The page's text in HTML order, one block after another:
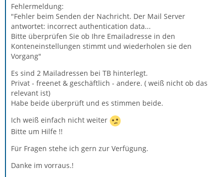
Fehlermeldung:
"Fehler beim Senden der Nachricht. Der Mail Server
antwortet: incorrect authentication data...
Bitte überprüfen Sie ob Ihre Emailadresse in den
Konteneinstellungen stimmt und wiederholen sie den
Vorgang"
Es sind 2 Mailadressen bei TB hinterlegt.
Privat - freenet & geschäftlich - andere. ( weiß nicht ob das
relevant ist)
Habe beide überprüft und es stimmen beide.
Ich weiß einfach nicht weiter
Bitte um Hilfe !!
Für Fragen stehe ich gern zur Verfügung.
Danke im vorraus.!